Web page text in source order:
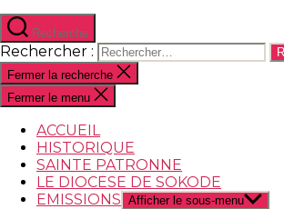
Recherche
Rechercher :
Fermer la recherche
Fermer le menu
ACCUEIL
HISTORIQUE
SAINTE PATRONNE
LE DIOCESE DE SOKODE
EMISSIONS Afficher le sous-menu